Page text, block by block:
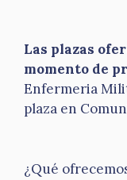
Las plazas
momento de
Enfermeria
plaza en
¿Qué